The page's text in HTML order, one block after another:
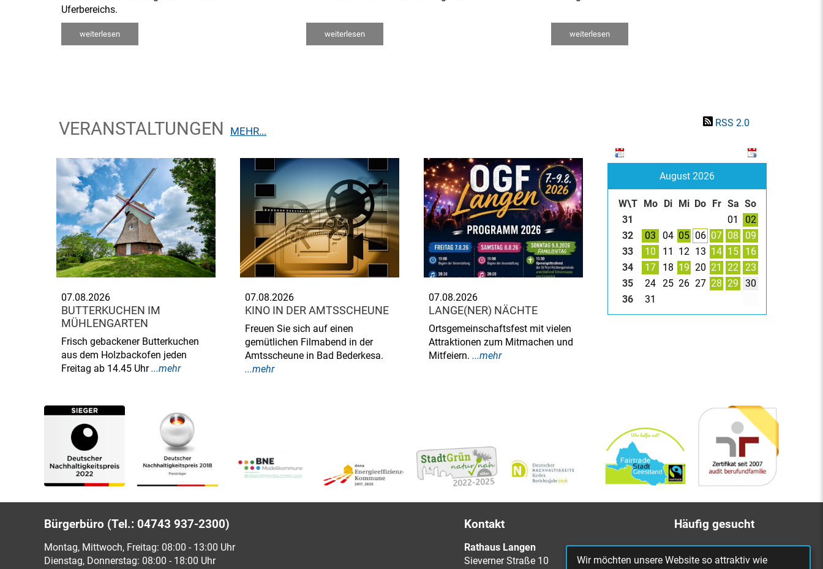
Uferbereichs.
weiterlesen weiterlesen weiterlesen
VERANSTALTUNGEN MEHR...
RSS 2.0
BUTTERKUCHEN IM
MÜHLENGARTEN
07.08.2026
Frisch gebackener Butterkuchen
aus dem Holzbackofen jeden
Freitag ab 14.45 Uhr ...mehr
KINO IN DER AMTSSCHEUNE
07.08.2026
Freuen Sie sich auf einen
gemütlichen Filmabend in der
Amtsscheune in Bad Bederkesa.
...mehr
LANGE(NER) NÄCHTE
07.08.2026
Ortsgemeinschaftsfest mit vielen
Attraktionen zum Mitmachen und
Mitfeiern. ...mehr
August 2026
W\T Mo Di Mi Do Fr Sa So
31
01
02
32
03 04 05 06 07 08
09
33
10 11 12 13 14 15
16
34
17 18 19 20 21 22 23
35
24 25 26 27 28 29
30
36
31
Bürgerbüro (Tel.: 04743 937-2300)
Montag, Mittwoch, Freitag: 08:00 - 13:00 Uhr
Dienstag, Donnerstag: 08:00 - 18:00 Uhr
Kontakt
Rathaus Langen
Sieverner Straße 10
Häufig gesucht
Bürgerbüro
Wir möchten unsere Website so attraktiv wie